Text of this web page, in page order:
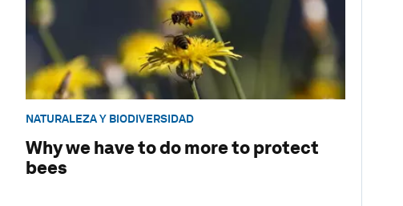
NATURALEZA Y BIODIVERSIDAD
Why we have to do more to protect
bees